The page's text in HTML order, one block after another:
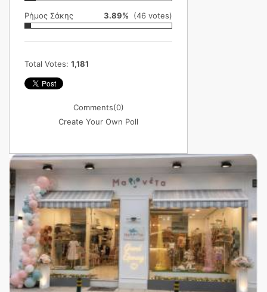
Ρήμος Σάκης 3.89% (46 votes)
Total Votes: 1,181
Comments(0)
Create Your Own Poll